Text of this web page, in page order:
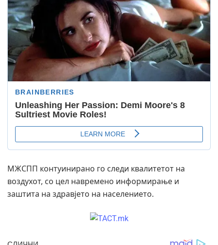
МЖСПП контуинирано го следи квалитетот на
воздухот, со цел навремено информирање и
заштита на здравјето на населението.